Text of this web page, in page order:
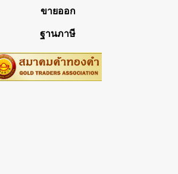
ขายออก
ฐานภาษี